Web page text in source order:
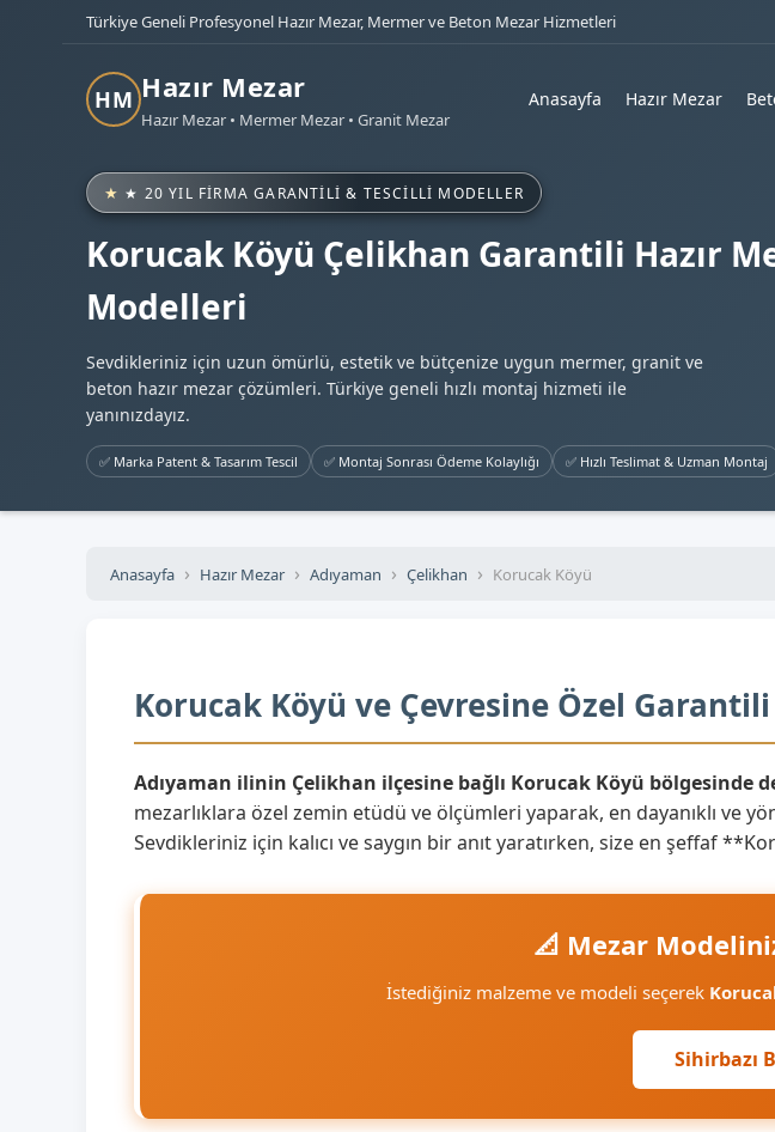
Türkiye Geneli Profesyonel Hazır Mezar, Mermer ve Beton Mezar Hizmetleri
HM Hazır Mezar
Hazır Mezar • Mermer Mezar • Granit Mezar
Anasayfa Hazır Mezar
★ 20 YIL FIRMA GARANTILI & TESCILLI MODELLER
Korucak Köyü Çelikhan Garantili Hazır
Modelleri
Sevdikleriniz için uzun ömürlü, estetik ve bütçenize uygun mermer, granit ve
beton hazır mezar çözümleri. Türkiye geneli hızlı montaj hizmeti ile
yanınızdayız.
✅ Marka Patent & Tasarım Tescil ✅ Montaj Sonrası Ödeme Kolaylığı ✅ Hızlı Teslimat & Uzman Montaj
Anasayfa Hazır Mezar Adıyaman Çelikhan Korucak Köyü
Korucak Köyü ve Çevresine Özel
Adıyaman ilinin Çelikhan ilçesine bağlı Korucak Köyü bölgesinde
mezarlıklara özel zemin etüdü ve ölçümleri yaparak, en dayanıklı ve
Sevdikleriniz için kalıcı ve saygın bir anıt yaratırken, size en şeffaf
📐 Mezar
İstediğiniz malzeme ve modeli seçerek
Sihirbazı